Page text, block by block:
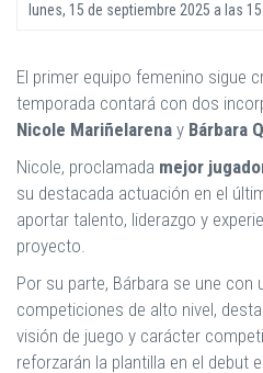
lunes, 15 de septiembre 2025 a las
El primer equipo femenino sigue
temporada contará con dos
Nicole Mariñelarena y Bárbara
Nicole, proclamada mejor
su destacada actuación en el
aportar talento, liderazgo y
proyecto.
Por su parte, Bárbara se une con
competiciones de alto nivel,
visión de juego y carácter
reforzarán la plantilla en el debut